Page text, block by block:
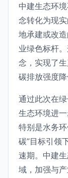
中建生态环
念转化为现
地承建或改
业绿色标杆
念，实现了
碳排放强度
通过此次在
生态环境进
特别是水务
碳”目标引领
速期。中建
域，加强与